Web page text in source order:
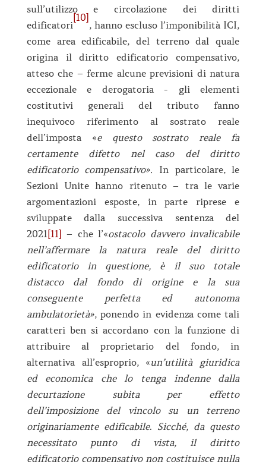
sull’utilizzo e circolazione dei diritti
edificatori
[10]
, hanno escluso l’imponibilità ICI,
come area edificabile, del terreno dal quale
origina il diritto edificatorio compensativo,
atteso che – ferme alcune previsioni di natura
eccezionale e derogatoria - gli elementi
costitutivi generali del tributo fanno
inequivoco riferimento al sostrato reale
dell’imposta «e questo sostrato reale fa
certamente difetto nel caso del diritto
edificatorio compensativo». In particolare, le
Sezioni Unite hanno ritenuto – tra le varie
argomentazioni esposte, in parte riprese e
sviluppate dalla successiva sentenza del
2021 [11] – che l’«ostacolo davvero invalicabile
nell’affermare la natura reale del diritto
edificatorio in questione, è il suo totale
distacco dal fondo di origine e la sua
conseguente perfetta ed autonoma
ambulatorietà», ponendo in evidenza come tali
caratteri ben si accordano con la funzione di
attribuire al proprietario del fondo, in
alternativa all’esproprio, «un’utilità giuridica
ed economica che lo tenga indenne dalla
decurtazione subita per effetto
dell’imposizione del vincolo su un terreno
originariamente edificabile. Sicché, da questo
necessitato punto di vista, il diritto
edificatorio compensativo non costituisce nulla